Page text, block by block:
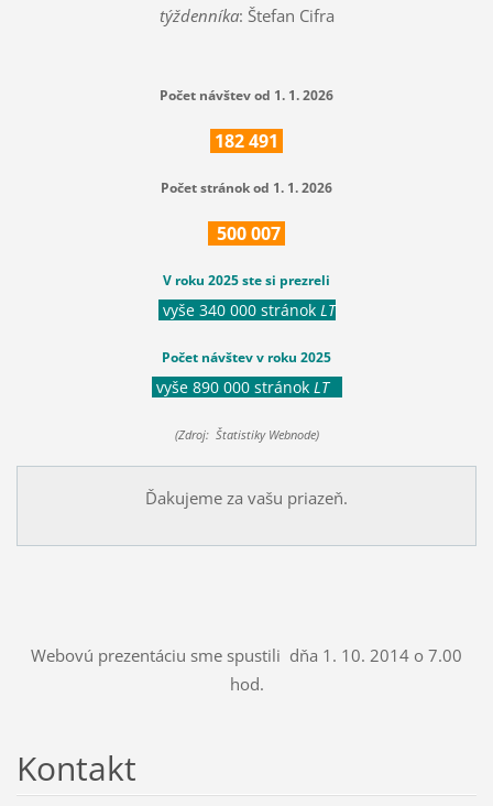
týždenníka: Štefan Cifra
Počet návštev od 1. 1. 2026
182491
Počet stránok od 1. 1. 2026
500007
V roku 2025 ste si prezreli
vyše 340 000 stránok LT
Počet návštev v roku 2025
vyše 890 000 stránok LT
(Zdroj: Štatistiky Webnode)
Ďakujeme za vašu priazeň.
Webovú prezentáciu sme spustili dňa 1. 10. 2014 o 7.00
hod.
Kontakt